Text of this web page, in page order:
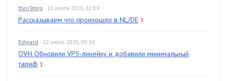
tten9mrg · 13 июля 2026, 12:09
Рассказываем что произошло в NL/DE 3
Edward · 12 июля 2026, 00:14
OVH Обновили VPS-линейку и добавили минимальный
тариф 1